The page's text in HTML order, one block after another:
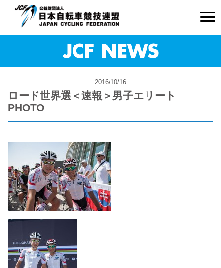
2016/10/16
ロード世界選＜速報＞男子エリート
PHOTO